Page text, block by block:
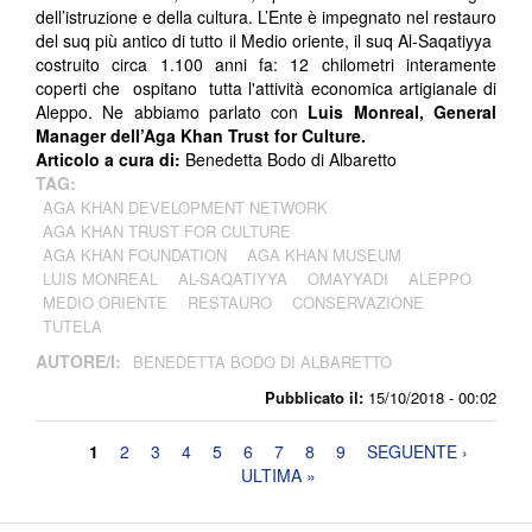
Pubblicato il: 15/10/2018 - 00:02
dell’istruzione e della cultura. L’Ente è impegnato nel restauro
del suq più antico di tutto il Medio oriente, il suq Al-Saqatiyya
costruito circa 1.100 anni fa: 12 chilometri interamente
coperti che ospitano tutta l'attività economica artigianale di
Aleppo. Ne abbiamo parlato con Luis Monreal, General
Manager dell’Aga Khan Trust for Culture.
Articolo a cura di: Benedetta Bodo di Albaretto
TAG:
AGA KHAN DEVELOPMENT NETWORK
AGA KHAN TRUST FOR CULTURE
AGA KHAN FOUNDATION
AGA KHAN MUSEUM
LUIS MONREAL
AL-SAQATIYYA OMAYYADI
ALEPPO
MEDIO ORIENTE
RESTAURO
CONSERVAZIONE
TUTELA
AUTORE/I: BENEDETTA BODO DI ALBARETTO
Pagine
1 2 3 4 5 6 7 8 9
SEGUENTE ›
ULTIMA »